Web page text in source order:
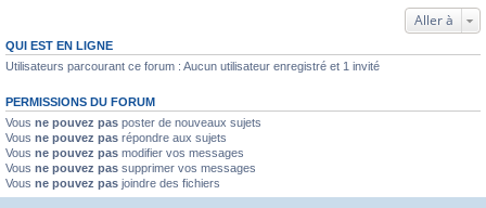
Aller à
QUI EST EN LIGNE
Utilisateurs parcourant ce forum : Aucun utilisateur enregistré et 1 invité
PERMISSIONS DU FORUM
Vous ne pouvez pas poster de nouveaux sujets
Vous ne pouvez pas répondre aux sujets
Vous ne pouvez pas modifier vos messages
Vous ne pouvez pas supprimer vos messages
Vous ne pouvez pas joindre des fichiers